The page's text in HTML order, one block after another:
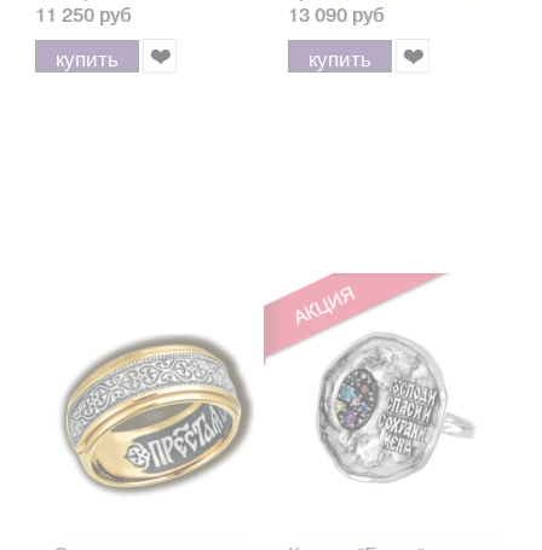
11 250 руб
купить
чернением
13 090 руб
купить